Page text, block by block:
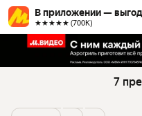
В приложении —
★★★★★ (700К)
7